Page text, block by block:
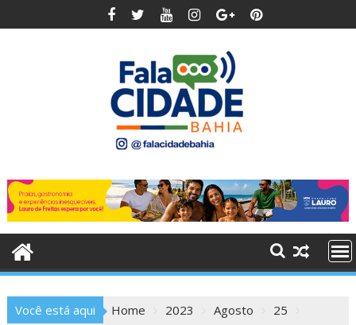
to
Você está aqui Home 2023 Agosto
25